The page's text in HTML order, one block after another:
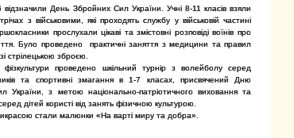
День Збройних Сил України. Учні 8-11 класів взяли
з військовими, які проходять службу у військовій частині
прослухали цікаві та змістовні розповіді воїнів про
Було проведено практичні заняття з медицини та правил
стрілецькою зброєю.
проведено шкільний турнір з волейболу серед
та спортивні змагання в 1-7 класах, присвячений Дню
України, з метою національно-патріотичного виховання та
дітей користі від занять фізичною культурою.
стали малюнки «На варті миру та добра».